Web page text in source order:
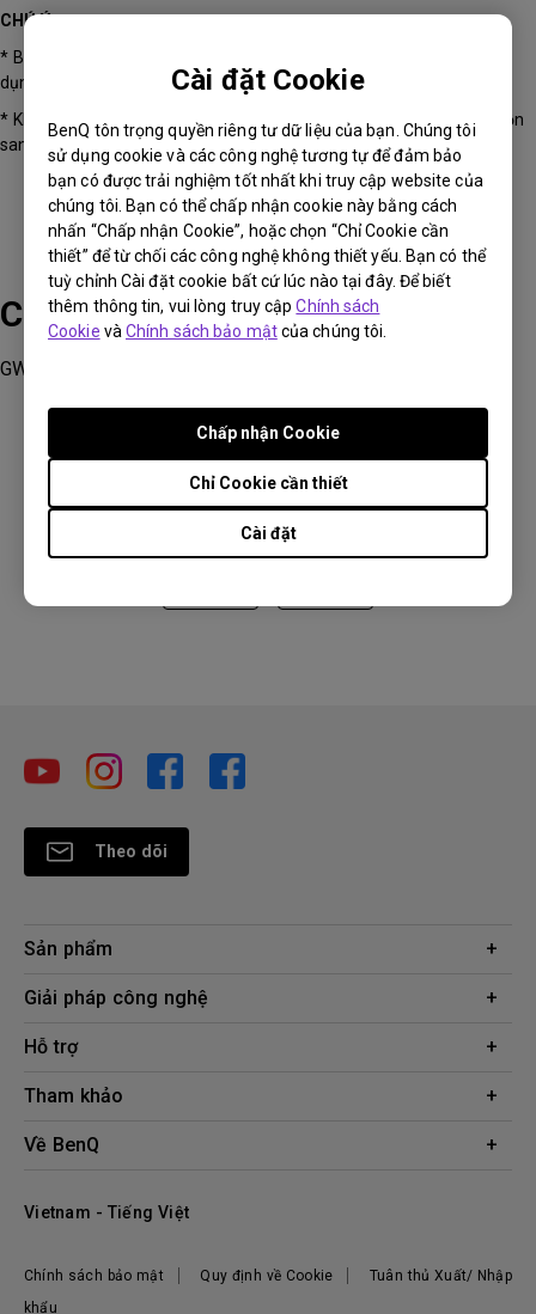
Cài đặt Cookie
BenQ tôn trọng quyền riêng tư dữ liệu của bạn. Chúng tôi
sử dụng cookie và các công nghệ tương tự để đảm bảo
bạn có được trải nghiệm tốt nhất khi truy cập website của
chúng tôi. Bạn có thể chấp nhận cookie này bằng cách
nhấn “Chấp nhận Cookie”, hoặc chọn “Chỉ Cookie cần
thiết” để từ chối các công nghệ không thiết yếu. Bạn có thể
tuỳ chỉnh Cài đặt cookie bất cứ lúc nào tại đây. Để biết
thêm thông tin, vui lòng truy cậpChính sách
Cookie vàChính sách bảo mậtcủa chúng tôi.
Cài đặt
Chỉ Cookie cần thiết
Chấp nhận Cookie
CHÚ Ý:
* Bạn cũng có thể điều chỉnh các mức Bộ lọc tiếng ồn bằng cách sử
dụng hotkey ở phía dưới màn hình
* Khi thưởng thức phim ảnh và âm nhạc, chuyển mức Bộ lọc tiếng ồn
sang TẮT để có trải nghiệm nghe tốt hơn.
Các sản phẩm phù hợp
GW2790QT, GW3290QT
Thông tin này có hữu ích không?
Theo dõi
Sản phẩm
Máy chiếu
Giải pháp công nghệ
Chuyên gia BenQ AQCOLOR
Màn hình bảo vệ mắt
ZOWIE eSports
Hỗ trợ
Tải xuống
Liên hệ
Tham khảo
Công cụ tính khoảng cách chiếu
Địa điểm mua hàng
Về BenQ
Tập đoàn BenQ
Trách nhiệm xã hội
Chính sách bảo mật Quy định về Cookie
Tuân thủ Xuất/ Nhập
khẩu
Vietnam - Tiếng Việt